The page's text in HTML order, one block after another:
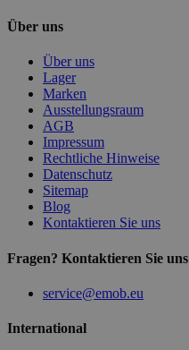
Über uns
Über uns
Lager
Marken
Ausstellungsraum
AGB
Impressum
Rechtliche Hinweise
Datenschutz
Sitemap
Blog
Kontaktieren Sie uns
Fragen? Kontaktieren Sie uns
service@emob.eu
International